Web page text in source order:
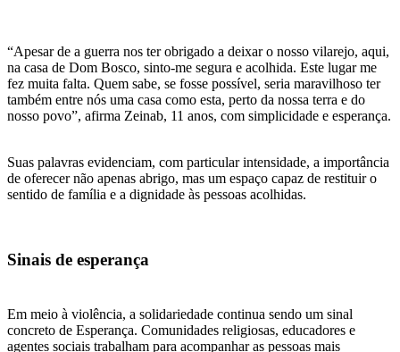
“Apesar de a guerra nos ter obrigado a deixar o nosso vilarejo, aqui,
na casa de Dom Bosco, sinto-me segura e acolhida. Este lugar me
fez muita falta. Quem sabe, se fosse possível, seria maravilhoso ter
também entre nós uma casa como esta, perto da nossa terra e do
nosso povo”, afirma Zeinab, 11 anos, com simplicidade e esperança.
Suas palavras evidenciam, com particular intensidade, a importância
de oferecer não apenas abrigo, mas um espaço capaz de restituir o
sentido de família e a dignidade às pessoas acolhidas.
Sinais de esperança
Em meio à violência, a solidariedade continua sendo um sinal
concreto de Esperança. Comunidades religiosas, educadores e
agentes sociais trabalham para acompanhar as pessoas mais